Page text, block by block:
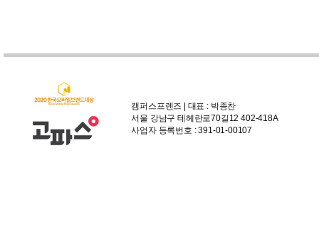
캠퍼스프렌즈 | 대표 : 박종찬
서울 강남구 테헤란로70길12 402-418A
사업자 등록번호 : 391-01-00107